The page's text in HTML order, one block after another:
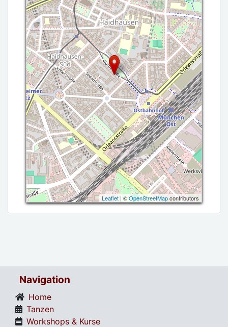
Leaflet| ©OpenStreetMapcontributors
Navigation
Home
Tanzen
Workshops & Kurse